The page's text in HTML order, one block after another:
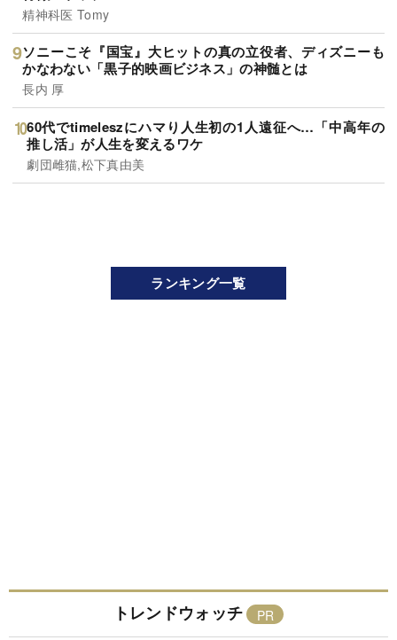
精神科医 Tomy
ソニーこそ『国宝』大ヒットの真の立役者、ディズニーも
かなわない「黒子的映画ビジネス」の神髄とは
長内 厚
60代でtimeleszにハマり人生初の1人遠征へ…「中高年の
推し活」が人生を変えるワケ
劇団雌猫,松下真由美
ランキング一覧
トレンドウォッチ